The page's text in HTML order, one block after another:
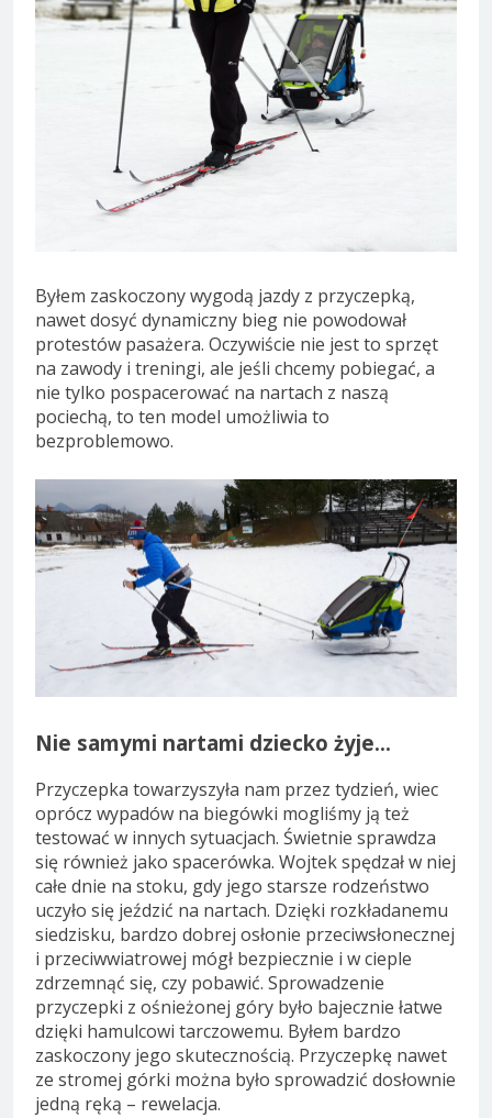
Byłem zaskoczony wygodą jazdy z przyczepką,
nawet dosyć dynamiczny bieg nie powodował
protestów pasażera. Oczywiście nie jest to sprzęt
na zawody i treningi, ale jeśli chcemy pobiegać, a
nie tylko pospacerować na nartach z naszą
pociechą, to ten model umożliwia to
bezproblemowo.
Nie samymi nartami dziecko żyje…
Przyczepka towarzyszyła nam przez tydzień, wiec
oprócz wypadów na biegówki mogliśmy ją też
testować w innych sytuacjach. Świetnie sprawdza
się również jako spacerówka. Wojtek spędzał w niej
całe dnie na stoku, gdy jego starsze rodzeństwo
uczyło się jeździć na nartach. Dzięki rozkładanemu
siedzisku, bardzo dobrej osłonie przeciwsłonecznej
i przeciwwiatrowej mógł bezpiecznie i w cieple
zdrzemnąć się, czy pobawić. Sprowadzenie
przyczepki z ośnieżonej góry było bajecznie łatwe
dzięki hamulcowi tarczowemu. Byłem bardzo
zaskoczony jego skutecznością. Przyczepkę nawet
ze stromej górki można było sprowadzić dosłownie
jedną ręką – rewelacja.